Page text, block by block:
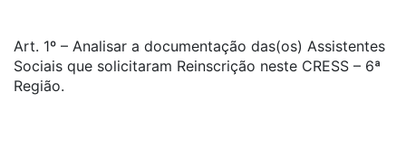
Art. 1º – Analisar a documentação das(os) Assistentes
Sociais que solicitaram Reinscrição neste CRESS – 6ª
Região.